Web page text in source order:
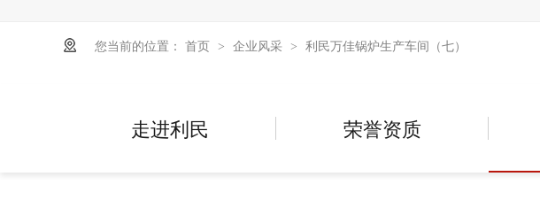
您当前的位置： 首页 > 企业风采 > 利民万佳锅炉生产车间（七）
走进利民 荣誉资质